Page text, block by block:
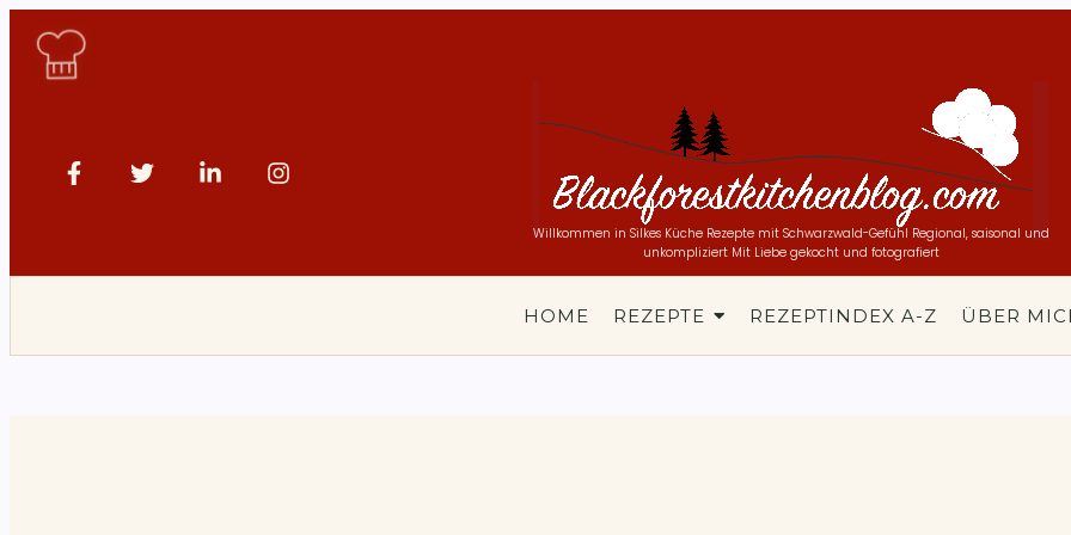
Willkommen in Silkes Küche Rezepte mit Schwarzwald-Gefühl Regional, saisonal und
unkompliziert Mit Liebe gekocht und fotografiert
HOME REZEPTE REZEPTINDEX A-Z ÜBER